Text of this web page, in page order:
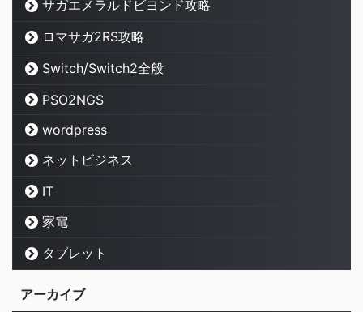
サガエメラルドビヨンド攻略
ロマサガ2RS攻略
Switch/Switch2全般
PSO2NGS
wordpress
ネットビジネス
IT
家電
タブレット
アーカイブ